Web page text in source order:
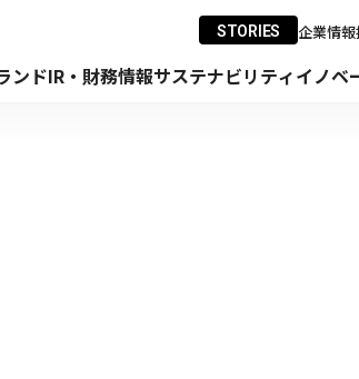
STORIES 企業情報
ンドIR・財務情報サステナビリティイノベ